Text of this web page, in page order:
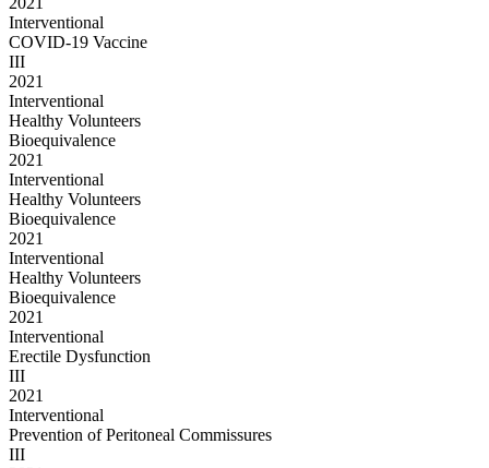
Interventional
COVID-19 Vaccine
III
2021
Interventional
Healthy Volunteers
Bioequivalence
2021
Interventional
Healthy Volunteers
Bioequivalence
2021
Interventional
Healthy Volunteers
Bioequivalence
2021
Interventional
Erectile Dysfunction
III
2021
Interventional
Prevention of Peritoneal Commissures
III